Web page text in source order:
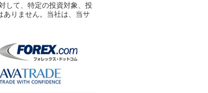
して、特定の投資対象、投
ありません。当社は、当サ